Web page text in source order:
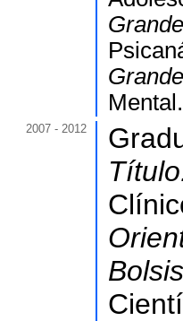
Mental.
2007 - 2012